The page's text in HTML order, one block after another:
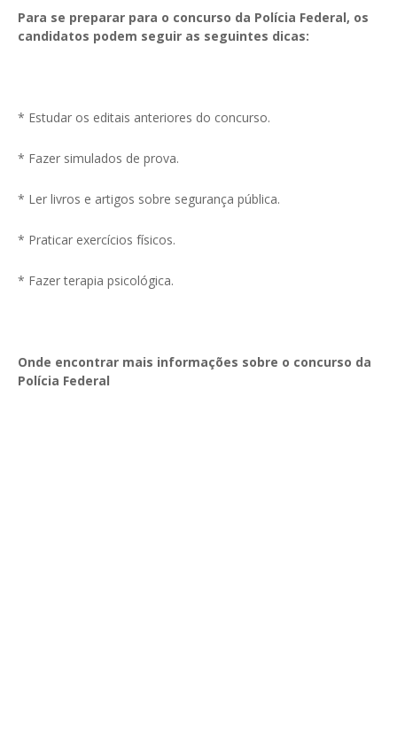
Para se preparar para o concurso da Polícia Federal, os
candidatos podem seguir as seguintes dicas:
* Estudar os editais anteriores do concurso.
* Fazer simulados de prova.
* Ler livros e artigos sobre segurança pública.
* Praticar exercícios físicos.
* Fazer terapia psicológica.
Onde encontrar mais informações sobre o concurso da
Polícia Federal